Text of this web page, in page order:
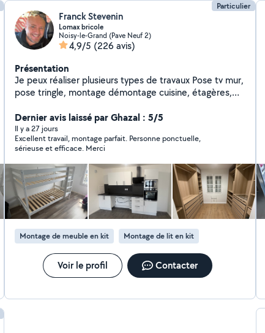
Particulier
Franck Stevenin
Lomax bricole
Noisy-le-Grand (Pave Neuf 2)
4,9/5 (226 avis)
Présentation
Je peux réaliser plusieurs types de travaux Pose tv mur,
pose tringle, montage démontage cuisine, étagères,
ou demandes particulières . Je suis doué de mes mains
et assez outillé. Dispo le soir ou une partie des week-
ends, je fais cela en complément de mon activité. À
bientôt peut-être ! N'hésitez pas zéro six vingt 11 18
soixante treize
Dernier avis laissé par Ghazal : 5/5
Il y a 27 jours
Excellent travail, montage parfait. Personne ponctuelle,
sérieuse et efficace. Merci
Montage de meuble en kit Montage de lit en kit
Voir le profil Contacter